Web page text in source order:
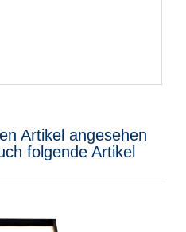
Artikel angesehen
folgende Artikel